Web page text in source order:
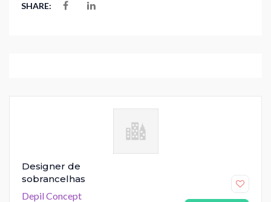
SHARE:
Designer de
sobrancelhas
Depil Concept